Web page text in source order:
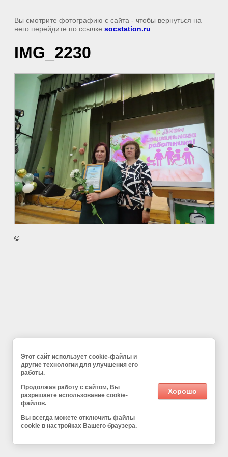
Вы смотрите фотографию с сайта - чтобы вернуться на
него перейдите по ссылке socstation.ru
IMG_2230
©
Этот сайт использует cookie-файлы и
другие технологии для улучшения его
работы.
Продолжая работу с сайтом, Вы
разрешаете использование cookie-
файлов.
Вы всегда можете отключить файлы
cookie в настройках Вашего браузера.
Хорошо